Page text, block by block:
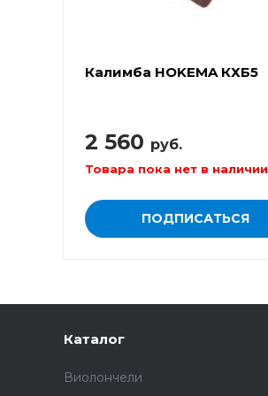
Калимба HOKEMA КХБ5
2 560 руб.
Товара пока нет в наличии
ПОДПИСАТЬСЯ
Каталог
Виолончели